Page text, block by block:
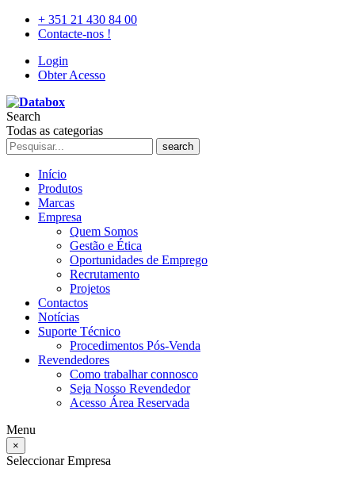
+ 351 21 430 84 00
Contacte-nos !
Login
Obter Acesso
Search
Todas as categorias
search
Início
Produtos
Marcas
Empresa
Quem Somos
Gestão e Ética
Oportunidades de Emprego
Recrutamento
Projetos
Contactos
Notícias
Suporte Técnico
Procedimentos Pós-Venda
Revendedores
Como trabalhar connosco
Seja Nosso Revendedor
Acesso Área Reservada
Menu
×
Seleccionar Empresa